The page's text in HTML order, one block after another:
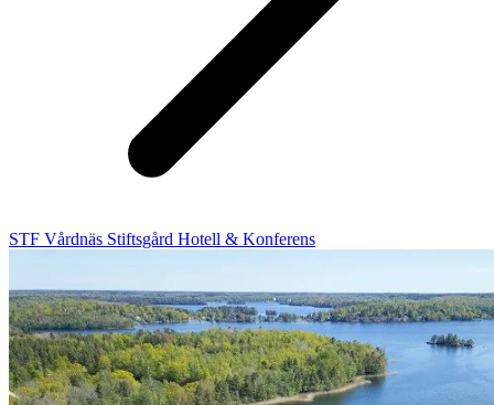
STF Vårdnäs Stiftsgård Hotell & Konferens